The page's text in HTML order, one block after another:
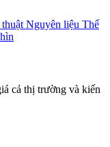
Nguyên liệu Thế
cả thị trường và kiến